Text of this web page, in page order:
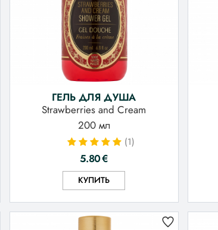
ГЕЛЬ ДЛЯ ДУША
Strawberries and Cream
200 мл
(1)
5.80€
КУПИТЬ